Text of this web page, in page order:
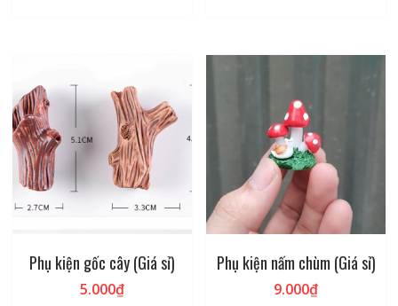
Phụ kiện gốc cây (Giá sỉ)
5.000₫
Phụ kiện nấm chùm (Giá sỉ)
9.000₫